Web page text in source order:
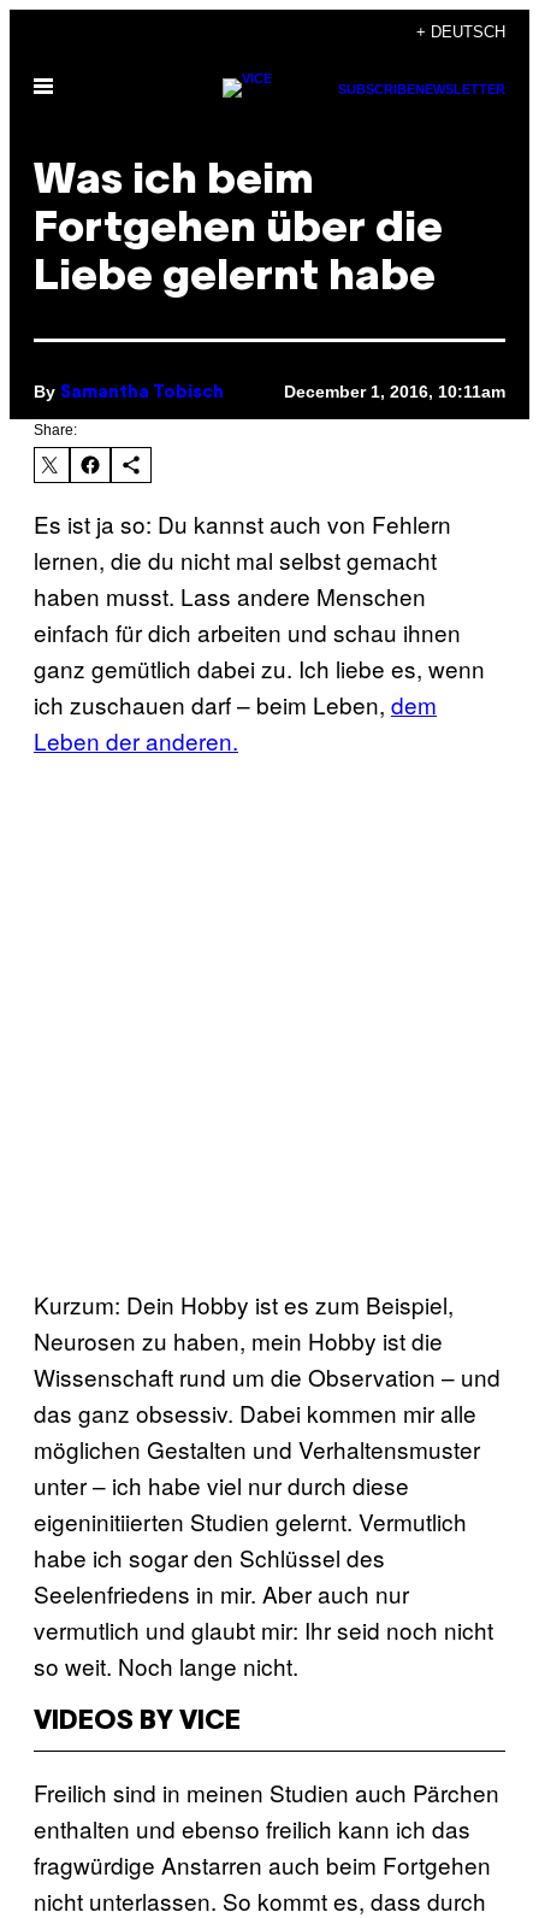
content
+ DEUTSCH
Open
SUBSCRIBENEWSLETTER
Was ich beim
Fortgehen über die
Liebe gelernt habe
By Samantha Tobisch December 1, 2016, 10:11am
Share:
Es ist ja so: Du kannst auch von Fehlern
lernen, die du nicht mal selbst gemacht
haben musst. Lass andere Menschen
einfach für dich arbeiten und schau ihnen
ganz gemütlich dabei zu. Ich liebe es, wenn
ich zuschauen darf – beim Leben, dem
Leben der anderen.
Kurzum: Dein Hobby ist es zum Beispiel,
Neurosen zu haben, mein Hobby ist die
Wissenschaft rund um die Observation – und
das ganz obsessiv. Dabei kommen mir alle
möglichen Gestalten und Verhaltensmuster
unter – ich habe viel nur durch diese
eigeninitiierten Studien gelernt. Vermutlich
habe ich sogar den Schlüssel des
Seelenfriedens in mir. Aber auch nur
vermutlich und glaubt mir: Ihr seid noch nicht
so weit. Noch lange nicht.
VIDEOS BY VICE
Freilich sind in meinen Studien auch Pärchen
enthalten und ebenso freilich kann ich das
fragwürdige Anstarren auch beim Fortgehen
nicht unterlassen. So kommt es, dass durch